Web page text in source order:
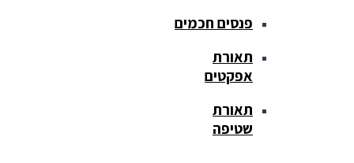
פנסים חכמים
תאורת
אפקטים
תאורת
שטיפה